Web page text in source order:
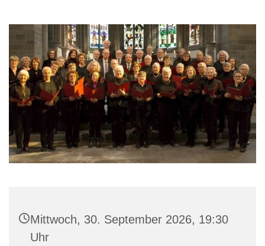
Mittwoch, 30. September 2026, 19:30
Uhr